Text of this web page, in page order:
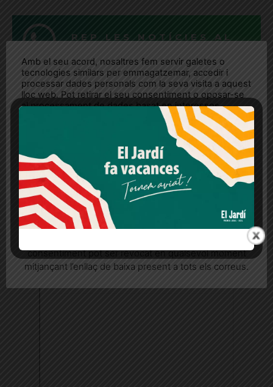
REP LES NOTÍCIES AL
Amb el seu acord, nosaltres fem servir galetes o
tecnologies similars per emmagatzemar, accedir i
processar dades personals com la seva visita a aquest
lloc web. Pot retirar el seu consentiment o oposar-se
al processament de dades basat en interessos
legítims en qualsevol moment fent clic a "Ajustos de
cookies" o a la nostra Política de privacitat en aquest
lloc web. Si cliques "acceptar" dones el teu
Més informació Acceptar Rebutjar tot
Quan l’usuari crea un compte al Diari el Jardí, dona el
seu consentiment explícit per rebre comunicacions
consentiment pot ser revocat en qualsevol moment
mitjançant l’enllaç de baixa present a tots els correus.